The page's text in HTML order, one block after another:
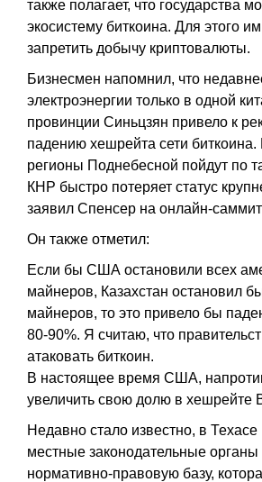
также полагает, что государства
экосистему биткоина. Для этого
запретить добычу криптовалюты.
Бизнесмен напомнил, что
электроэнергии только в одной
провинции Синьцзян привело к
падению хешрейта сети
регионы Поднебесной пойдут по
КНР быстро потеряет статус
заявил Спенсер на онлайн-
Он также отметил:
Если бы США остановили всех
майнеров, Казахстан остановил
майнеров, то это привело бы
80-90%. Я считаю, что
атаковать биткоин.
В настоящее время США,
увеличить свою долю в хешрейте
Недавно стало известно, в Техасе
местные законодательные
нормативно-правовую базу,